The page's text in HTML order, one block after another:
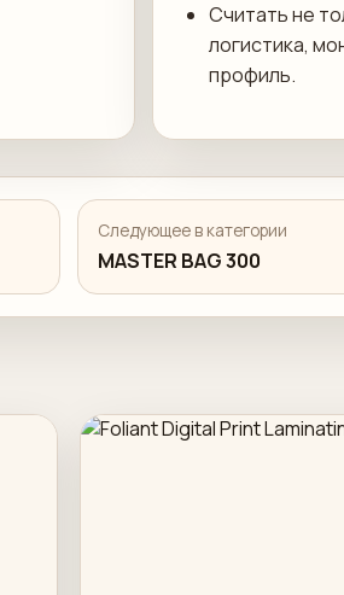
Считать не
логистика,
профиль.
Следующее в категории
MASTER BAG 300